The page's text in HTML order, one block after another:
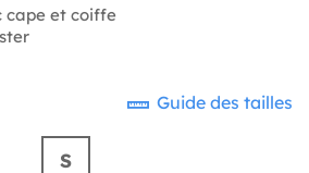
cape et coiffe
Guide des tailles
S